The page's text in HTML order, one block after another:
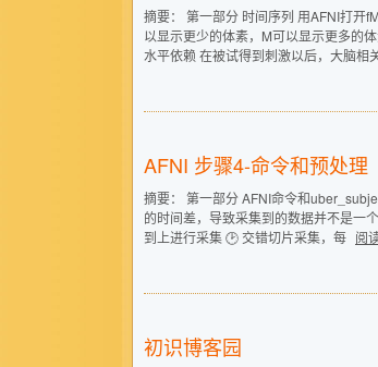
摘要： 第一部分 时间序列 用AFNI打开
以显示更少的体素，M可以显示更多的
水平依赖 在被试得到刺激以后，大脑相
AFNI 步骤4-命令和预处理
摘要： 第一部分 AFNI命令和
的时间差，导致采集到的数据并不是一
到上进行采集 🕑 交错切片采集，每 阅
初识博客园